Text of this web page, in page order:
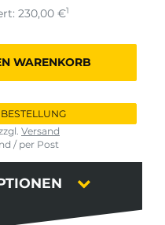
230,00 €1
WARENKORB
Versand
/ per Post